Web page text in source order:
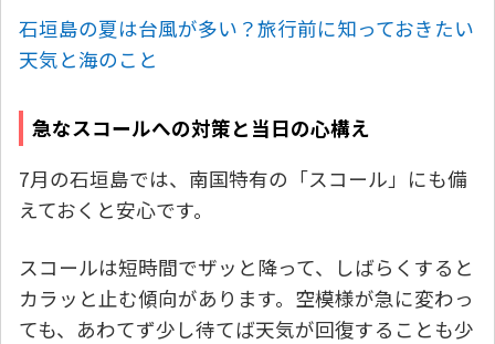
石垣島の夏は台風が多い？旅行前に知っておきたい
天気と海のこと
急なスコールへの対策と当日の心構え
7月の石垣島では、南国特有の「スコール」にも備
えておくと安心です。
スコールは短時間でザッと降って、しばらくすると
カラッと止む傾向があります。空模様が急に変わっ
ても、あわてず少し待てば天気が回復することも少